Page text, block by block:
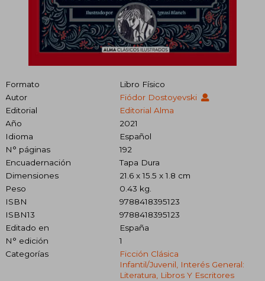
Formato
Libro Físico
Autor
Fiódor Dostoyevski
Editorial
Editorial Alma
Año
2021
Idioma
Español
N° páginas
192
Encuadernación
Tapa Dura
Dimensiones
21.6 x 15.5 x 1.8 cm
Peso
0.43 kg.
ISBN
9788418395123
ISBN13
9788418395123
Editado en
España
N° edición
1
Categorías
Ficción Clásica
Infantil/juvenil, Interés General:
Literatura, Libros Y Escritores